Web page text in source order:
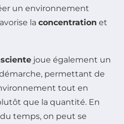
un environnement
la concentration et
joue également un
permettant de
tout en
que la quantité. En
temps, on peut se